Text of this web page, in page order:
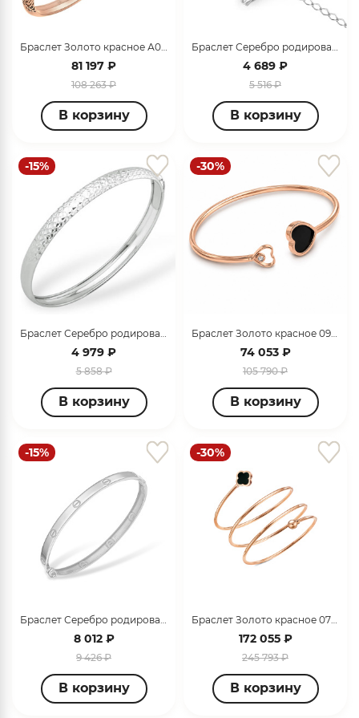
Браслет Золото красное А022166
81 197 ₽
108 263 ₽
В корзину
Браслет Серебро родированное 74630.5
4 689 ₽
5 516 ₽
В корзину
-15%
Браслет Серебро родированное 1400111243
4 979 ₽
5 858 ₽
В корзину
-30%
Браслет Золото красное 099070_09_01_000_0414
74 053 ₽
105 790 ₽
В корзину
-15%
Браслет Серебро родированное 14000111456
8 012 ₽
9 426 ₽
В корзину
-30%
Браслет Золото красное 070063
172 055 ₽
245 793 ₽
В корзину